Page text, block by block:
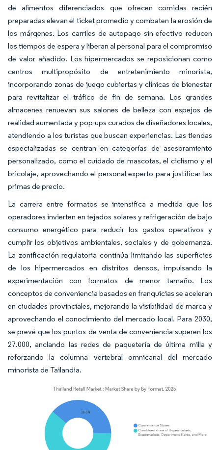
de alimentos diferenciados que ofrecen comidas recién
preparadas elevan el ticket promedio y combaten la erosión de
los márgenes. Los carriles de autopago sin efectivo reducen
los tiempos de espera y liberan al personal para el compromiso
de valor añadido. Los hipermercados se reposicionan como
centros multipropósito de entretenimiento minorista,
incorporando zonas de juego cubiertas y clínicas de bienestar
para revitalizar el tráfico de fin de semana. Los grandes
almacenes renuevan sus salones de belleza con espejos de
realidad aumentada y pop-ups curados de diseñadores locales,
atendiendo a los turistas que buscan experiencias. Las tiendas
especializadas se centran en categorías de asesoramiento
personalizado, como el cuidado de mascotas, el ciclismo y el
bricolaje, aprovechando el personal experto para justificar las
primas de precio.
La carrera entre formatos se intensifica a medida que los
operadores invierten en tejados solares y refrigeración de bajo
consumo energético para reducir los gastos operativos y
cumplir los objetivos ambientales, sociales y de gobernanza.
La zonificación regulatoria continúa limitando las superficies
de los hipermercados en distritos densos, impulsando la
experimentación con formatos de menor tamaño. Los
conceptos de conveniencia basados en franquicias se aceleran
en ciudades provinciales, mejorando la visibilidad de marca y
aprovechando el conocimiento del mercado local. Para 2030,
se prevé que los puntos de venta de conveniencia superen los
27.000, anclando las redes de paquetería de última milla y
reforzando la columna vertebral omnicanal del mercado
minorista de Tailandia.